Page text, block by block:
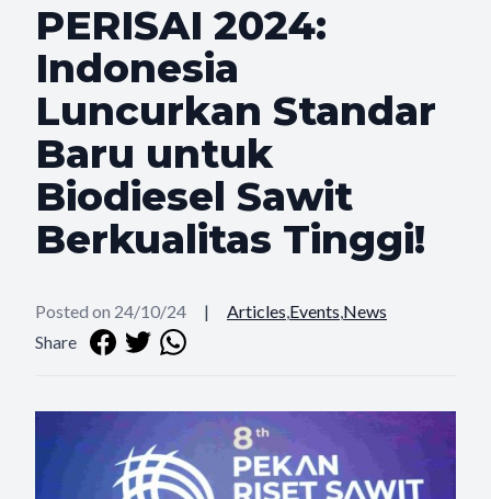
PERISAI 2024:
Indonesia
Luncurkan Standar
Baru untuk
Biodiesel Sawit
Berkualitas Tinggi!
Posted on 24/10/24 | Articles,Events,News
Share